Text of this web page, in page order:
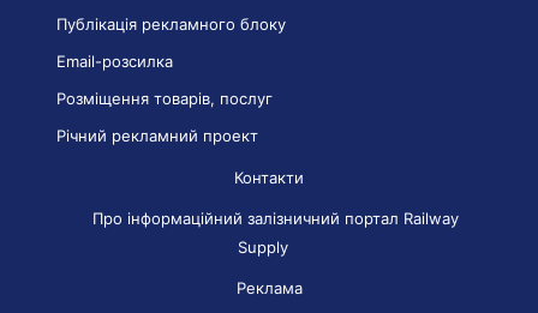
Публікація рекламного блоку
Email-розсилка
Розміщення товарів, послуг
Річний рекламний проект
Контакти
Про інформаційний залізничний портал Railway
Supply
Реклама